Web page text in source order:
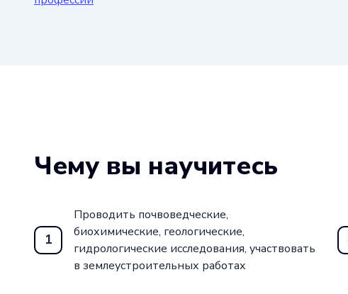
Чему вы научитесь
1
Проводить почвоведческие,
биохимические, геологические,
гидрологические исследования, участвовать
в землеустроительных работах